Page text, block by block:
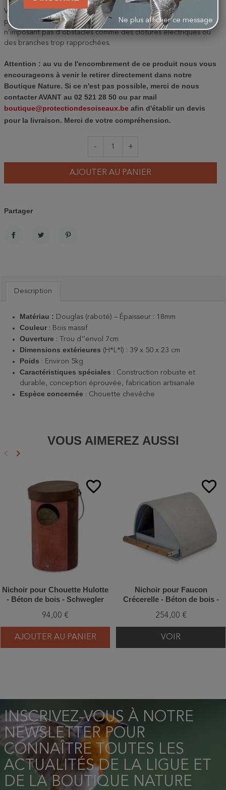
Vergers/prairies avec vue dégagée et fréquemment fauchée,
proche de vieilles fermes ou bâtiments. Zones facile d'accès et
n’imposant pas d'obstacles comme des clôtures électriques ou
des branches trop rapprochées.
Attention : au vu de l'encombrement de ce produit nous vous
encourageons à venir le retirer directement dans notre
Boutique Nature. Si ce n'est pas possible, merci de nous
contacter AVANT au 02 521 28 50 ou par mail
boutique@protectiondesoiseaux.be afin d'établir un devis
pour la livraison. Merci de votre compréhension.
- +
AJOUTER AU PANIER
Partager
Description
Matériau : Douglas (raboté) – Épaisseur : 18mm
Couleur : Bois massif
Ouverture : Trou d'’envol 7cm
Dimensions extérieures (H*L*l) : 39 x 50 x 23 cm
Poids : Environ 5kg
Caractéristiques spéciales : Construction robuste et
durable, conception éprouvée, fabrication artisanale
Espèce concernée : Chouette chevêche
VOUS AIMEREZ AUSSI
Précédent
keyboard_arrow_left Suivant
keyboard_arrow_right
favorite_border
Nichoir pour Chouette Hulotte
- Béton de bois - Schwegler
94,00 €
AJOUTER AU PANIER
favorite_border
Nichoir pour Faucon
Crécerelle - Béton de bois -
254,00 €
VOIR
INSCRIVEZ-VOUS À NOTRE
NEWSLETTER POUR
CONNAÎTRE TOUTES LES
ACTUALITÉS DE LA LIGUE ET
DE LA BOUTIQUE NATURE
Ne plus afficher ce message